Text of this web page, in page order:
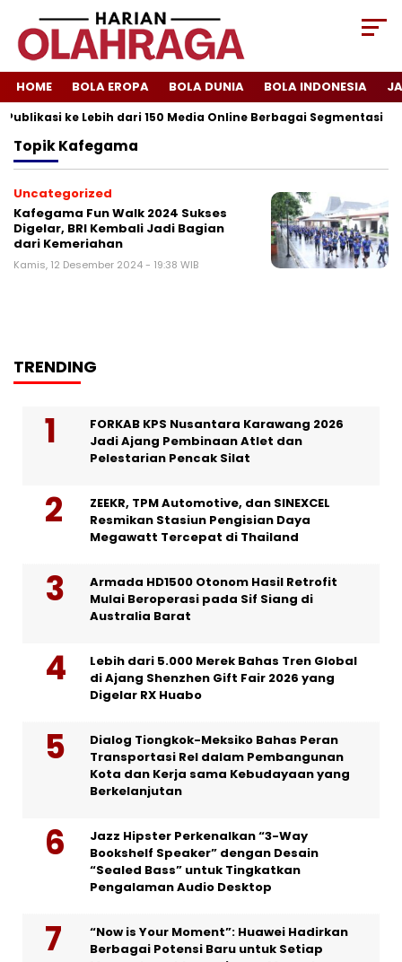
HOME BOLA EROPA BOLA DUNIA BOLA INDONESIA
ke Lebih dari 150 Media Online Berbagai Segmentasi
TopikKafegama
Uncategorized
Kafegama Fun Walk 2024 Sukses
Digelar, BRI Kembali Jadi Bagian
dari Kemeriahan
Kamis, 12 Desember 2024 - 19:38 WIB
TRENDING
FORKAB KPS Nusantara Karawang 2026
Jadi Ajang Pembinaan Atlet dan
Pelestarian Pencak Silat
ZEEKR, TPM Automotive, dan SINEXCEL
Resmikan Stasiun Pengisian Daya
Megawatt Tercepat di Thailand
Armada HD1500 Otonom Hasil Retrofit
Mulai Beroperasi pada Sif Siang di
Australia Barat
Lebih dari 5.000 Merek Bahas Tren Global
di Ajang Shenzhen Gift Fair 2026 yang
Digelar RX Huabo
Dialog Tiongkok-Meksiko Bahas Peran
Transportasi Rel dalam Pembangunan
Kota dan Kerja sama Kebudayaan yang
Berkelanjutan
Jazz Hipster Perkenalkan “3-Way
Bookshelf Speaker” dengan Desain
“Sealed Bass” untuk Tingkatkan
Pengalaman Audio Desktop
“Now is Your Moment”: Huawei Hadirkan
Berbagai Potensi Baru untuk Setiap